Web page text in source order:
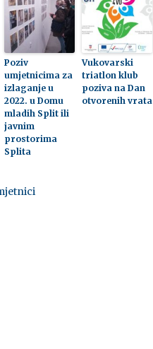
Poziv
umjetnicima za
izlaganje u
2022. u Domu
mladih Split ili
javnim
prostorima
Splita
Vukovarski
triatlon klub
poziva na Dan
otvorenih vrata